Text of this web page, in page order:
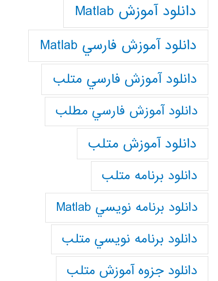
دانلود آموزش Matlab
دانلود آموزش فارسي Matlab
دانلود آموزش فارسي متلب
دانلود آموزش فارسي مطلب
دانلود آموزش متلب
دانلود برنامه متلب
دانلود برنامه نويسي Matlab
دانلود برنامه نويسي متلب
دانلود جزوه آموزش متلب